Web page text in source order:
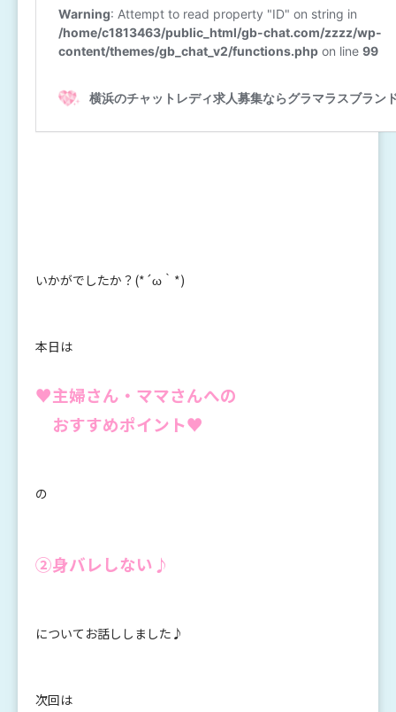
いかがでしたか？(*´ω｀*)
本日は
♥主婦さん・ママさんへの
おすすめポイント♥
の
②身バレしない♪
についてお話ししました♪
次回は